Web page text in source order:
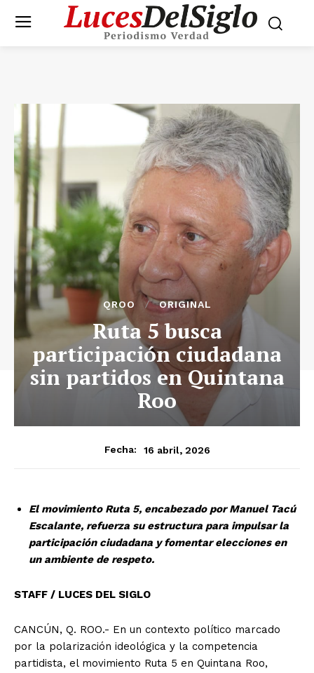
QROO ORIGINAL
Ruta 5 busca
participación ciudadana
sin partidos en Quintana
Roo
Fecha: 16 abril, 2026
El movimiento Ruta 5, encabezado por Manuel Tacú
Escalante, refuerza su estructura para impulsar la
participación ciudadana y fomentar elecciones en
un ambiente de respeto.
STAFF / LUCES DEL SIGLO
CANCÚN, Q. ROO.- En un contexto político marcado
por la polarización ideológica y la competencia
partidista, el movimiento Ruta 5 en Quintana Roo,